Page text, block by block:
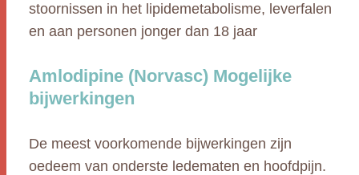
stoornissen in het lipidemetabolisme, leverfalen
en aan personen jonger dan 18 jaar
Amlodipine (Norvasc) Mogelijke
bijwerkingen
De meest voorkomende bijwerkingen zijn
oedeem van onderste ledematen en hoofdpijn.